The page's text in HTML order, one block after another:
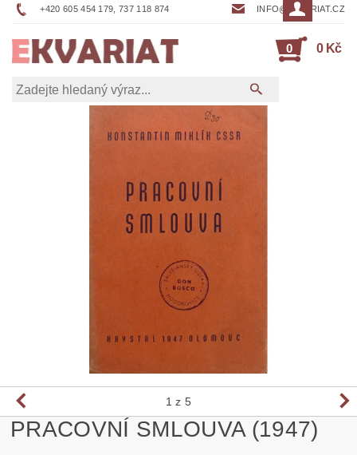
+420 605 454 179, 737 118 874 INFO@EKVARIAT.CZ
0 0 Kč
1 z 5
PRACOVNÍ SMLOUVA (1947)